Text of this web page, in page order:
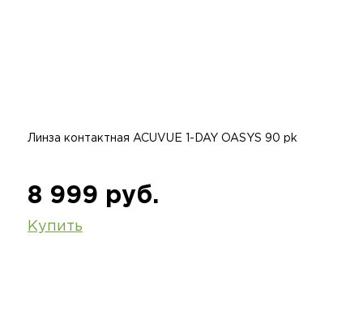
Линза контактная ACUVUE 1-DAY OASYS 90 pk
8 999 руб.
Купить